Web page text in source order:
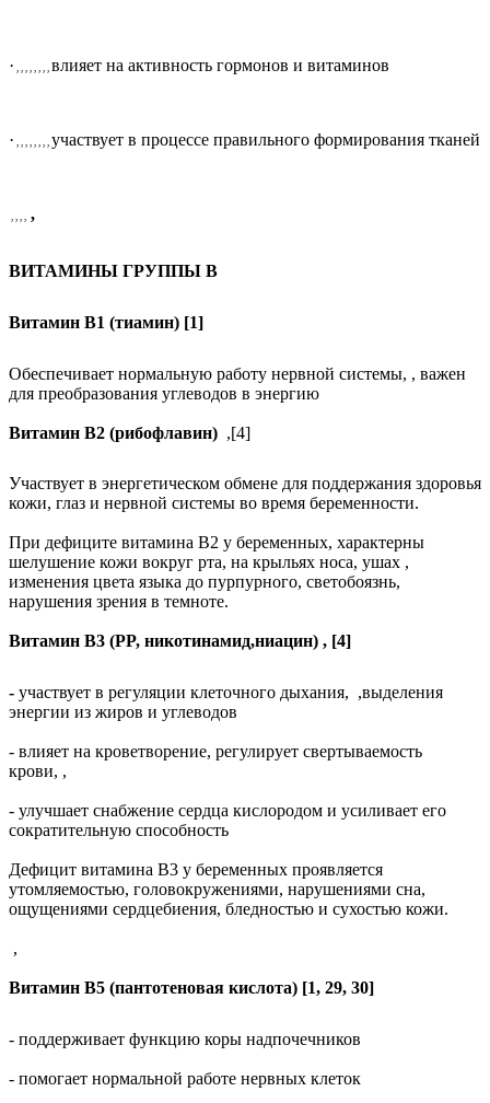
· , , , , , , , , влияет на активность гормонов и витаминов
· , , , , , , , , участвует в процессе правильного формирования тканей
, , , , ,
ВИТАМИНЫ ГРУППЫ B
Витамин В1 (тиамин) [1]
Обеспечивает нормальную работу нервной системы, , важен
для преобразования углеводов в энергию
Витамин В2 (рибофлавин) ,[4]
Участвует в энергетическом обмене для поддержания здоровья
кожи, глаз и нервной системы во время беременности.
При дефиците витамина В2 у беременных, характерны
шелушение кожи вокруг рта, на крыльях носа, ушах ,
изменения цвета языка до пурпурного, светобоязнь,
нарушения зрения в темноте.
Витамин B3 (PP, никотинамид,ниацин) , [4]
- участвует в регуляции клеточного дыхания, ,выделения
энергии из жиров и углеводов
- влияет на кроветворение, регулирует свертываемость
крови, ,
- улучшает снабжение сердца кислородом и усиливает его
сократительную способность
Дефицит витамина В3 у беременных проявляется
утомляемостью, головокружениями, нарушениями сна,
ощущениями сердцебиения, бледностью и сухостью кожи.
,
Витамин В5 (пантотеновая кислота) [1, 29, 30]
- поддерживает функцию коры надпочечников
- помогает нормальной работе нервных клеток